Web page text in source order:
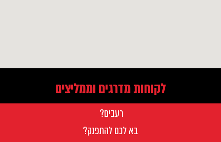
לקוחות מדרגים וממליצים
רעבים?
בא לכם להתפנק?